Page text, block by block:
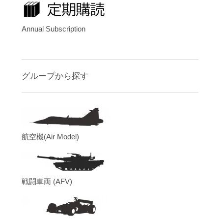
Annual Subscription
グループから探す
航空機(Air Model)
戦闘車両 (AFV)